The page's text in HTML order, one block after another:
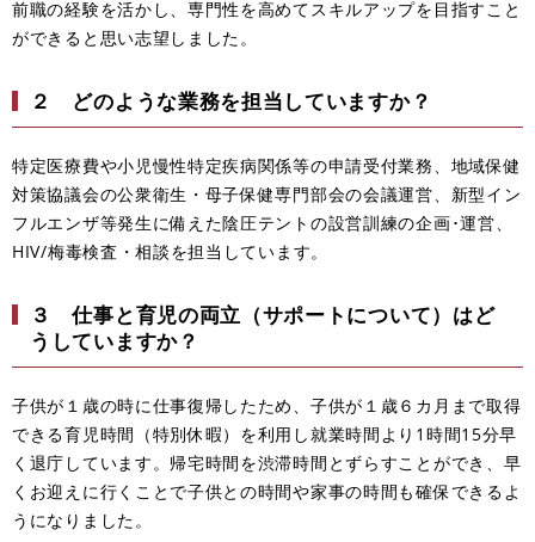
前職の経験を活かし、専門性を高めてスキルアップを目指すこと
ができると思い志望しました。
２ どのような業務を担当していますか？
特定医療費や小児慢性特定疾病関係等の申請受付業務、地域保健
対策協議会の公衆衛生・母子保健専門部会の会議運営、新型イン
フルエンザ等発生に備えた陰圧テントの設営訓練の企画･運営、
HIV/梅毒検査・相談を担当しています。
３ 仕事と育児の両立（サポートについて）はど
うしていますか？
子供が１歳の時に仕事復帰したため、子供が１歳６カ月まで取得
できる育児時間（特別休暇）を利用し就業時間より1時間15分早
く退庁しています。帰宅時間を渋滞時間とずらすことができ、早
くお迎えに行くことで子供との時間や家事の時間も確保できるよ
うになりました。